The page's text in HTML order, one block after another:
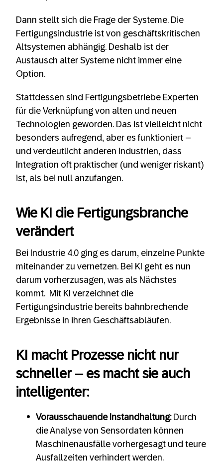
Dann stellt sich die Frage der Systeme. Die
Fertigungsindustrie ist von geschäftskritischen
Altsystemen abhängig. Deshalb ist der
Austausch alter Systeme nicht immer eine
Option.
Stattdessen sind Fertigungsbetriebe Experten
für die Verknüpfung von alten und neuen
Technologien geworden. Das ist vielleicht nicht
besonders aufregend, aber es funktioniert –
und verdeutlicht anderen Industrien, dass
Integration oft praktischer (und weniger riskant)
ist, als bei null anzufangen.
Wie KI die Fertigungsbranche
verändert
Bei Industrie 4.0 ging es darum, einzelne Punkte
miteinander zu vernetzen. Bei KI geht es nun
darum vorherzusagen, was als Nächstes
kommt. Mit KI verzeichnet die
Fertigungsindustrie bereits bahnbrechende
Ergebnisse in ihren Geschäftsabläufen.
KI macht Prozesse nicht nur
schneller – es macht sie auch
intelligenter:
Vorausschauende Instandhaltung:Durch
die Analyse von Sensordaten können
Maschinenausfälle vorhergesagt und teure
Ausfallzeiten verhindert werden.